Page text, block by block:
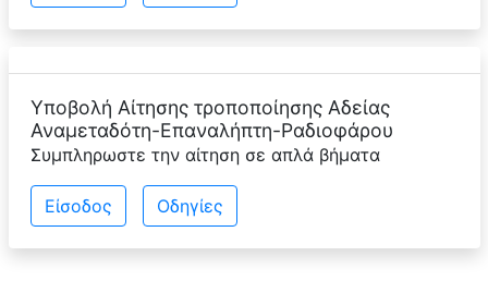
Υποβολή Αίτησης τροποποίησης Αδείας
Αναμεταδότη-Επαναλήπτη-Ραδιοφάρου
Συμπληρωστε την αίτηση σε απλά βήματα
Eίσοδος Οδηγίες